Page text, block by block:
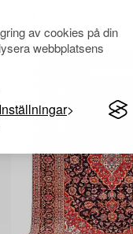
av cookies på din
webbplatsens
Inställningar